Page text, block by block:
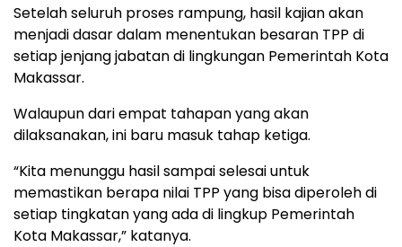
Setelah seluruh proses rampung, hasil kajian akan
menjadi dasar dalam menentukan besaran TPP di
setiap jenjang jabatan di lingkungan Pemerintah Kota
Makassar.
Walaupun dari empat tahapan yang akan
dilaksanakan, ini baru masuk tahap ketiga.
“Kita menunggu hasil sampai selesai untuk
memastikan berapa nilai TPP yang bisa diperoleh di
setiap tingkatan yang ada di lingkup Pemerintah
Kota Makassar,” katanya.